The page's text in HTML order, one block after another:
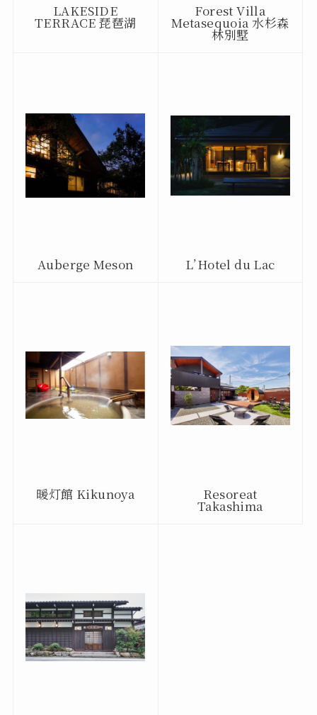
LAKESIDE
TERRACE 琵琶湖
Forest Villa
Metasequoia 水杉森
林別墅
Auberge Meson L’Hotel du Lac
暖灯館 Kikunoya Resoreat
Takashima